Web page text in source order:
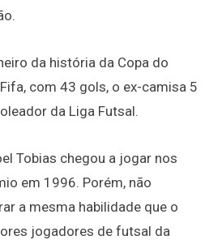
da história da Copa do
com 43 gols, o ex-camisa 5
da Liga Futsal.
Tobias chegou a jogar nos
em 1996. Porém, não
a mesma habilidade que o
jogadores de futsal da